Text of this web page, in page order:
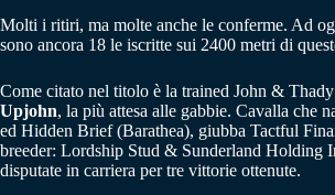
Molti i ritiri, ma molte anche le conferme. Ad
sono ancora 18 le iscritte sui 2400 metri di
Come citato nel titolo è la trained John &
Upjohn, la più attesa alle gabbie. Cavalla che
ed Hidden Brief (Barathea), giubba Tactful
breeder: Lordship Stud & Sunderland Holding
disputate in carriera per tre vittorie ottenute.